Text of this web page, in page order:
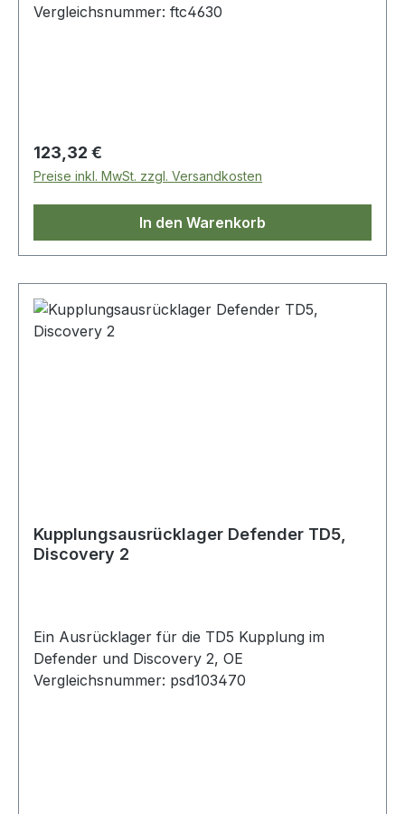
Vergleichsnummer: ftc4630
Regulärer Preis:
123,32 €
Preise inkl. MwSt. zzgl. Versandkosten
In den Warenkorb
Kupplungsausrücklager Defender TD5,
Discovery 2
Ein Ausrücklager für die TD5 Kupplung im
Defender und Discovery 2, OE
Vergleichsnummer: psd103470